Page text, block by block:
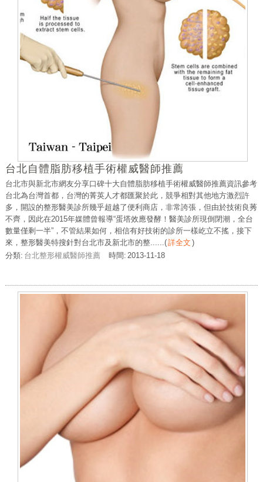
台北自體脂肪移植手術權威醫師推薦
台北市與新北市網友分享口碑十大自體脂肪移植手術權威醫師推薦資訊參考
台北為台灣首都，台灣的菁英人才都匯聚於此，競爭相對其他地方激烈許
多，開設的整形醫美診所幾乎超越了便利商店，非常誇張，但由於技術良莠
不齊，因此在2015年媒體曾報導“蛋塔效應發酵！醫美診所現倒閉潮，全台
數量僅剩一半”，不管結果如何，相信有好技術的診所一樣屹立不搖，接下
來，整形醫美特搜針對台北市及新北市的整...... (詳全文 )
分類: 台北整形權威醫師推薦 時間: 2013-11-18